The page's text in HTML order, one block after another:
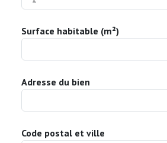
Surface habitable (m²)
Adresse du bien
Code postal et ville